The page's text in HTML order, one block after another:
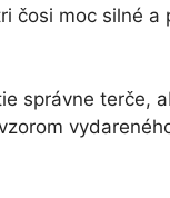
moc silné a
správne terče,